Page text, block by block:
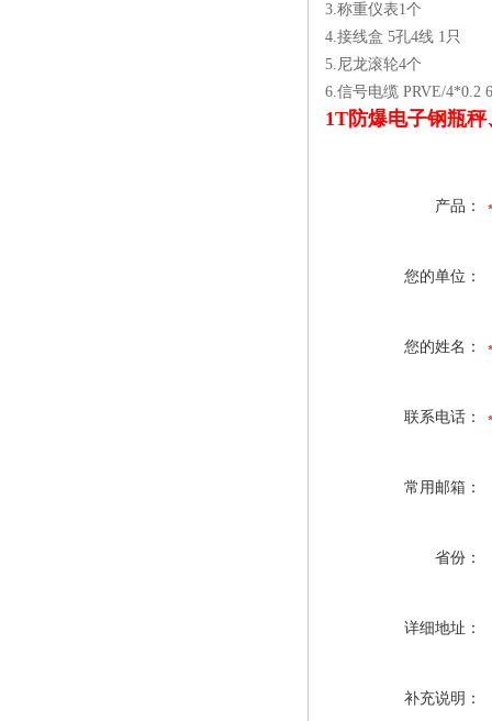
3.称重仪表1个
4.接线盒 5孔4线 1只
5.尼龙滚轮4个
6.信号电缆 PRVE/4*0.2
1T防爆电子钢瓶
产品：
您的单位：
您的姓名：
联系电话：
常用邮箱：
省份：
详细地址：
补充说明：